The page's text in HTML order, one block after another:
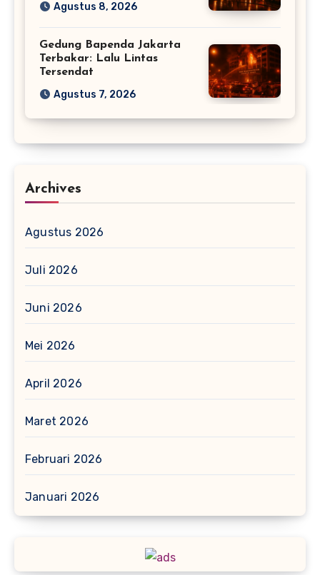
Agustus 8, 2026
Gedung Bapenda Jakarta
Terbakar: Lalu Lintas
Tersendat
Agustus 7, 2026
Archives
Agustus 2026
Juli 2026
Juni 2026
Mei 2026
April 2026
Maret 2026
Februari 2026
Januari 2026